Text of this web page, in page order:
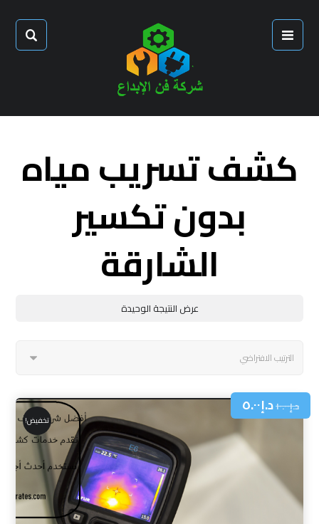
كشف تسريب مياه
بدون تكسير
الشارقة
عرض النتيجة الوحيدة
د.إ١٠.٠٠د.إ٥.٠٠
تخفيض!